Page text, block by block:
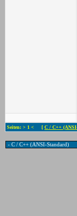
Seiten: > 1 < [ C / C++